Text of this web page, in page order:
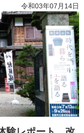
令和03年07月14日